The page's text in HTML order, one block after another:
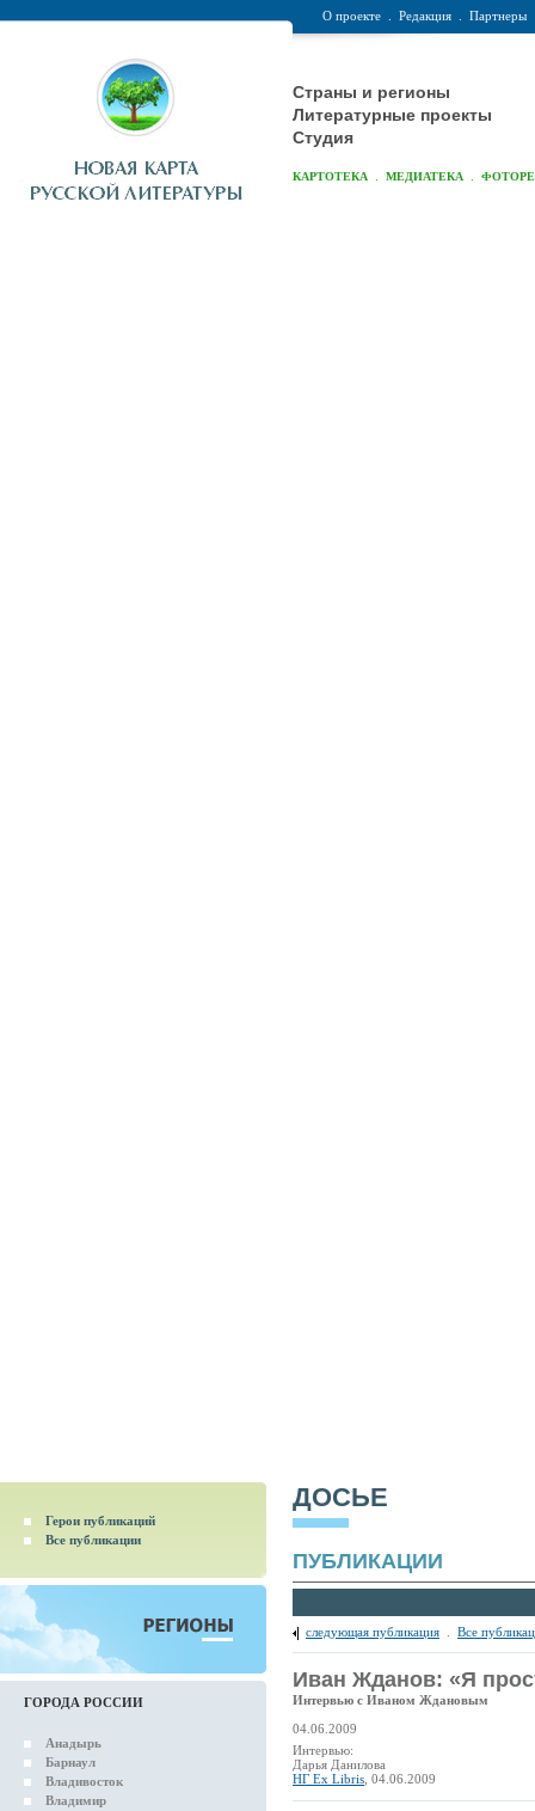
О проекте Редакция Партнеры
Страны и регионы
Литературные проекты
Студия
КАРТОТЕКА МЕДИАТЕКА
Герои публикаций
Все публикации
ГОРОДА РОССИИ
Анадырь
Барнаул
Владивосток
Владимир
ДОСЬЕ
ПУБЛИКАЦИИ
следующая публикация Все
Иван Жданов: «Я
Интервью с Иваном Ждановым
04.06.2009
Интервью:
Дарья Данилова
НГ Ex Libris , 04.06.2009